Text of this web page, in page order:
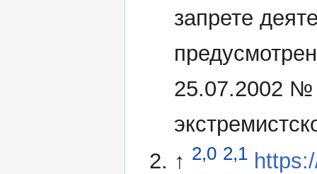
запрете
25.07.2002 №
↑ 2,0 2,1